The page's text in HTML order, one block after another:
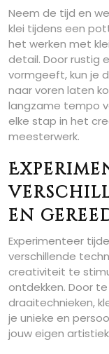
Neem de tijd en
klei tijdens een
het werken met
detail. Door rustig
vormgeeft, kun je
naar voren laten
langzame tempo
elke stap in het
meesterwerk.
en
Experimenteer
verschillende
creativiteit te
ontdekken. Door
draaitechnieken,
je unieke en
jouw eigen